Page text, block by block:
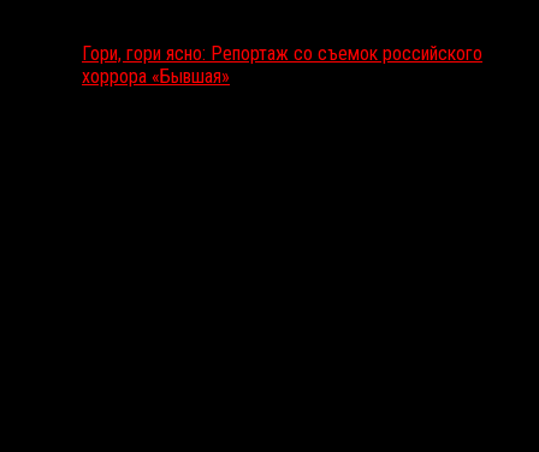
Гори, гори ясно: Репортаж со съемок российского
хоррора «Бывшая»